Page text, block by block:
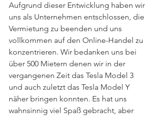
Aufgrund dieser Entwicklung haben wir
uns als Unternehmen entschlossen, die
Vermietung zu beenden und uns
vollkommen auf den Online-Handel zu
konzentrieren. Wir bedanken uns bei
über 500 Mietern denen wir in der
vergangenen Zeit das Tesla Model 3
und auch zuletzt das Tesla Model Y
näher bringen konnten. Es hat uns
wahnsinnig viel Spaß gebracht, aber